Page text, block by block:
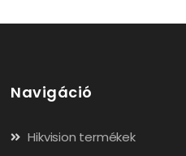
Navigáció
Hikvision termékek